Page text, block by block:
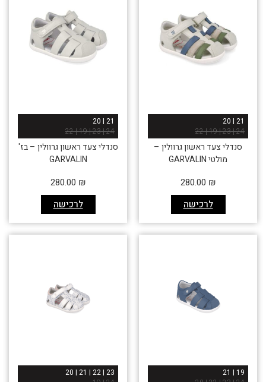
21 | 20
24 | 23 | 19 | 22
סנדלי צעד ראשון גרוולין –
מולטי GARVALIN
לרכישה
280.00 ₪
21 | 20
24 | 23 | 19 | 22
סנדלי צעד ראשון גרוולין – בז'
GARVALIN
לרכישה
280.00 ₪
19 | 21
23 | 22 | 21 | 20